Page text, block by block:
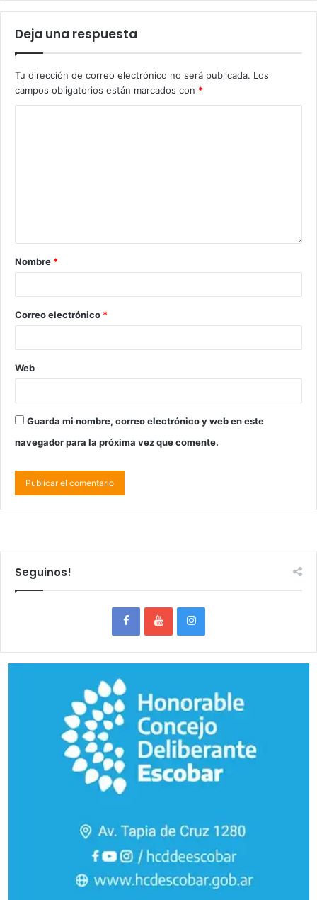
Deja una respuesta
Tu dirección de correo electrónico no será publicada. Los
campos obligatorios están marcados con *
Nombre *
Correo electrónico *
Web
Guarda mi nombre, correo electrónico y web en este
navegador para la próxima vez que comente.
Seguinos!